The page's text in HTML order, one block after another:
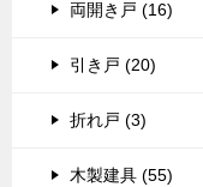
両開き戸 (16)
引き戸 (20)
折れ戸 (3)
木製建具 (55)